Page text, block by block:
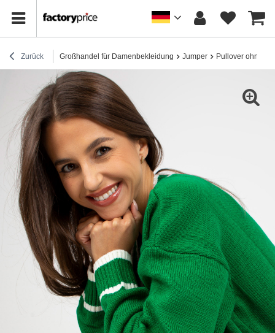
Zurück Großhandel für Damenbekleidung Jumper Pullover ohne